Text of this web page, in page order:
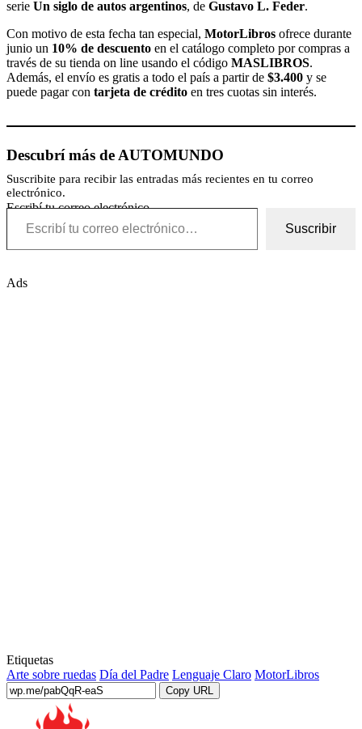
serie Un siglo de autos argentinos, de Gustavo L. Feder.
Con motivo de esta fecha tan especial, MotorLibros ofrece durante
junio un 10% de descuento en el catálogo completo por compras a
través de su tienda on line usando el código MASLIBROS.
Además, el envío es gratis a todo el país a partir de $3.400 y se
puede pagar con tarjeta de crédito en tres cuotas sin interés.
Descubrí más de AUTOMUNDO
Suscribite para recibir las entradas más recientes en tu correo
electrónico.
Escribí tu correo electrónico…
Suscribir
Ads
Etiquetas
Arte sobre ruedas Día del Padre Lenguaje Claro MotorLibros
Copy URL